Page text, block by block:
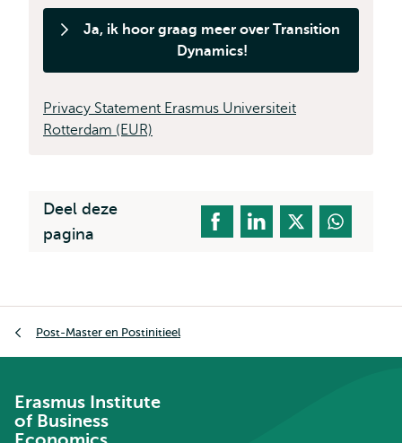
Ja, ik hoor graag meer over Transition
Dynamics!
Privacy Statement Erasmus Universiteit
Rotterdam (EUR)
Deel deze
pagina
Post-Master en Postinitieel
Erasmus Institute
of Business